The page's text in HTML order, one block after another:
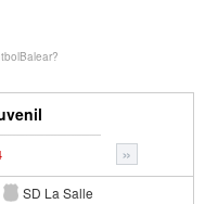
»
SD La Salle